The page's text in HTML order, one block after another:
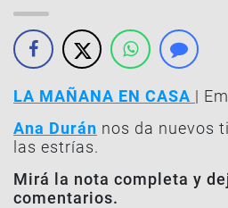
LA MAÑANA EN CASA |
Ana Durán nos da nuevos
las estrías.
Mirá la nota completa y
comentarios.